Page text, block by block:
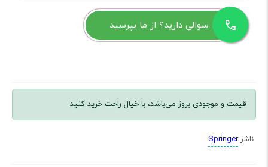
سوالی دارید؟ از ما بپرسید
قیمت و موجودی بروز می‌باشد، با خیال راحت خرید کنید
ناشرSpringer